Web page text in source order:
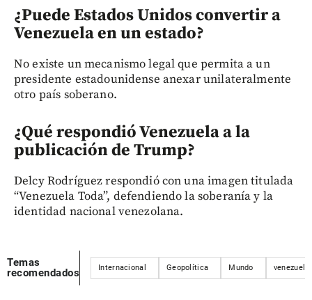
¿Puede Estados Unidos convertir a
Venezuela en un estado?
No existe un mecanismo legal que permita a un
presidente estadounidense anexar unilateralmente
otro país soberano.
¿Qué respondió Venezuela a la
publicación de Trump?
Delcy Rodríguez respondió con una imagen titulada
“Venezuela Toda”, defendiendo la soberanía y la
identidad nacional venezolana.
Temas
recomendados
Internacional Geopolítica Mundo venezuela